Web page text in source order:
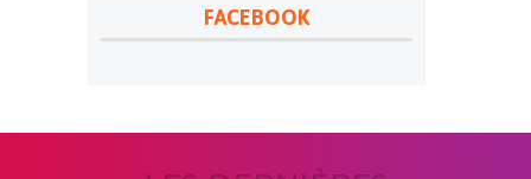
FACEBOOK